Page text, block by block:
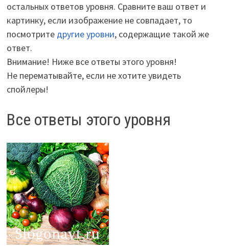
остальных ответов уровня. Сравните ваш ответ и
картинку, если изображение не совпадает, то
посмотрите другие уровни, содержащие такой же
ответ.
Внимание! Ниже все ответы этого уровня!
Не перематывайте, если не хотите увидеть
спойлеры!
Все ответы этого уровня